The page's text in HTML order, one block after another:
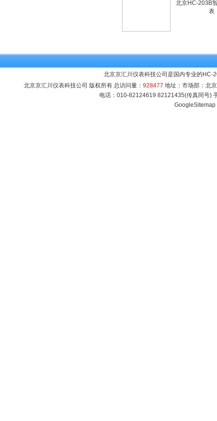
北京HC-203B
表
北京京汇川仪表科技公司是国内专业的HC-
北京京汇川仪表科技公司 版权所有 总访问量： 928477 地址：市场部：北
电话：010-82124619 82121435(传真同号)
GoogleSitemap